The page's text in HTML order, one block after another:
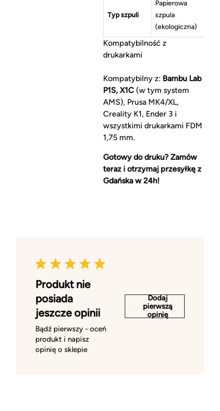
Typ szpuli
Papierowa
szpula
(ekologiczna)
Kompatybilność z
drukarkami
Kompatybilny z: Bambu Lab
P1S, X1C(w tym system
AMS), Prusa MK4/XL,
Creality K1, Ender 3 i
wszystkimi drukarkami FDM
1,75 mm.
Gotowy do druku? Zamów
teraz i otrzymaj przesyłkę z
Gdańska w 24h!
Produkt nie
posiada
jeszcze opinii
Bądź pierwszy - oceń
produkt i napisz
opinię o sklepie
Dodaj
pierwszą
opinię